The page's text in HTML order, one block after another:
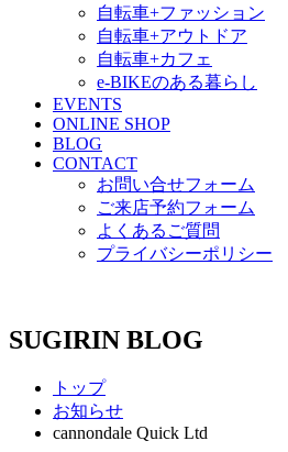
自転車+ファッション
自転車+アウトドア
自転車+カフェ
e-BIKEのある暮らし
EVENTS
ONLINE SHOP
BLOG
CONTACT
お問い合せフォーム
ご来店予約フォーム
よくあるご質問
プライバシーポリシー
SUGIRIN BLOG
トップ
お知らせ
cannondale Quick Ltd